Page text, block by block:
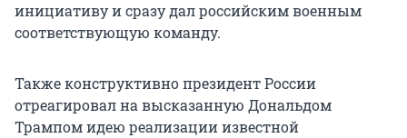
инициативу и сразу дал российским военным
соответствующую команду.
Также конструктивно президент России
отреагировал на высказанную Дональдом
Трампом идею реализации известной